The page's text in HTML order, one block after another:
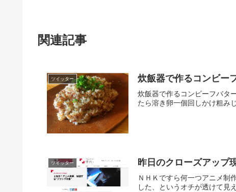
関連記事
ツイッター 炊飯器で作るコンビー
炊飯器で作るコンビーフバタ
たら溶き卵一個回しかけ粗み
ツイッター 昨日のクローズアップ
ＮＨＫですら何一つアニメ制
した、というオチが透けて見